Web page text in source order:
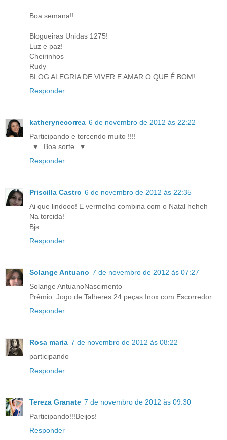
Boa semana!!
Blogueiras Unidas 1275!
Luz e paz!
Cheirinhos
Rudy
BLOG ALEGRIA DE VIVER E AMAR O QUE É BOM!
Responder
katherynecorrea 6 de novembro de 2012 às 22:22
Participando e torcendo muito !!!!
..♥.. Boa sorte ..♥..
Responder
Priscilla Castro 6 de novembro de 2012 às 22:35
Ai que lindooo! E vermelho combina com o Natal heheh
Na torcida!
Bjs...
Responder
Solange Antuano 7 de novembro de 2012 às 07:27
Solange AntuanoNascimento
Prêmio: Jogo de Talheres 24 peças Inox com Escorredor
Responder
Rosa maria 7 de novembro de 2012 às 08:22
participando
Responder
Tereza Granate 7 de novembro de 2012 às 09:30
Participando!!!Beijos!
Responder